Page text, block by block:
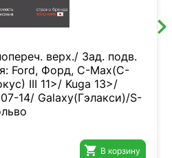
верх./ Зад. подв.
Ford, Форд, C-Max(С-
III 11>/ Kuga 13>/
14/ Galaxy(Гэлакси)/S-
 В корзину